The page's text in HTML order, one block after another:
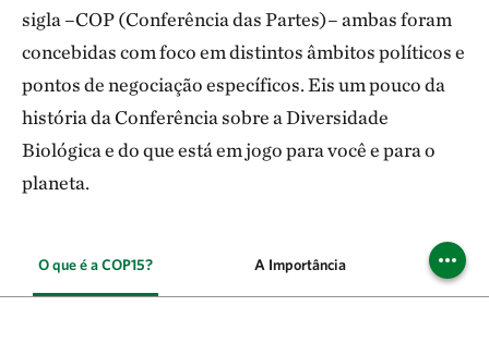
sigla –COP (Conferência das Partes)– ambas foram
concebidas com foco em distintos âmbitos políticos e
pontos de negociação específicos. Eis um pouco da
história da Conferência sobre a Diversidade
Biológica e do que está em jogo para você e para o
planeta.
O que é a COP15? A Importância